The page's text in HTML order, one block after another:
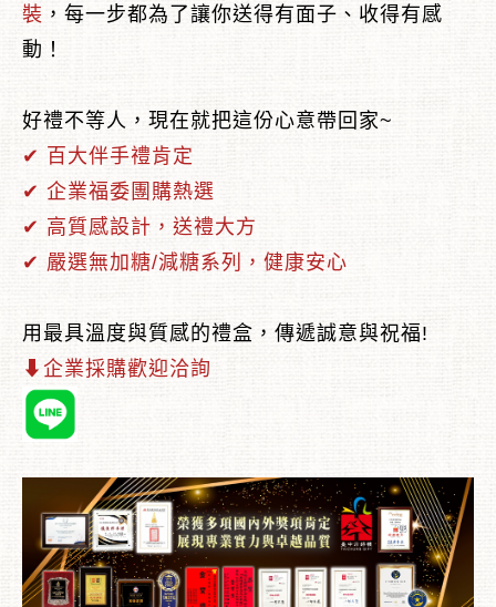
裝 ，每一步都為了讓你送得有面子、收得有感
動！
好禮不等人，現在就把這份心意帶回家~
✔ 百大伴手禮肯定
✔ 企業福委團購熱選
✔ 高質感設計，送禮大方
✔ 嚴選無加糖/減糖系列，健康安心
用最具溫度與質感的禮盒，傳遞誠意與祝福!
⬇企業採購歡迎洽詢